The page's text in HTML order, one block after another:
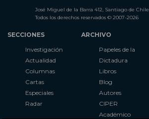
José Miguel de la Barra 412, Santiago de Chile
Todos los derechos reservados © 2007-2026
SECCIONES
Investigación
Actualidad
Columnas
Cartas
Especiales
Radar
ARCHIVO
Papeles de la
Dictadura
Libros
Blog
Autores
CIPER
Académico